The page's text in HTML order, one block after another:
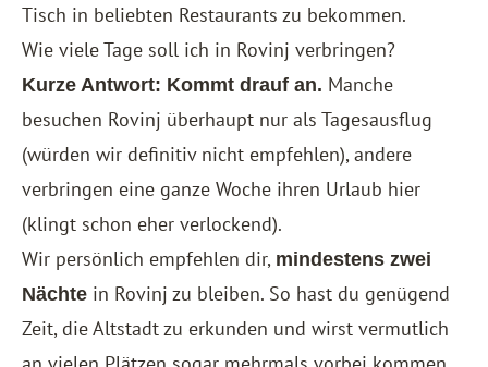
Tisch in beliebten Restaurants zu bekommen.
Wie viele Tage soll ich in Rovinj verbringen?
Kurze Antwort: Kommt drauf an. Manche
besuchen Rovinj überhaupt nur als Tagesausflug
(würden wir definitiv nicht empfehlen), andere
verbringen eine ganze Woche ihren Urlaub hier
(klingt schon eher verlockend).
Wir persönlich empfehlen dir, mindestens zwei
Nächte in Rovinj zu bleiben. So hast du genügend
Zeit, die Altstadt zu erkunden und wirst vermutlich